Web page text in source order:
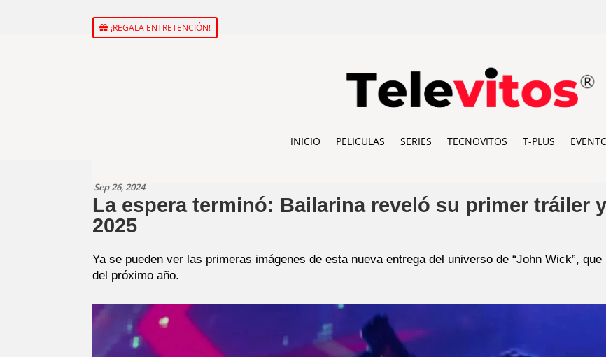
¡REGALA ENTRETENCIÓN!
INICIO PELICULAS SERIES TECNOVITOS T-PLUS
Sep 26, 2024
La espera terminó: Bailarina reveló su primer tráiler
2025
Ya se pueden ver las primeras imágenes de esta nueva entrega del universo de “John Wick”,
del próximo año.